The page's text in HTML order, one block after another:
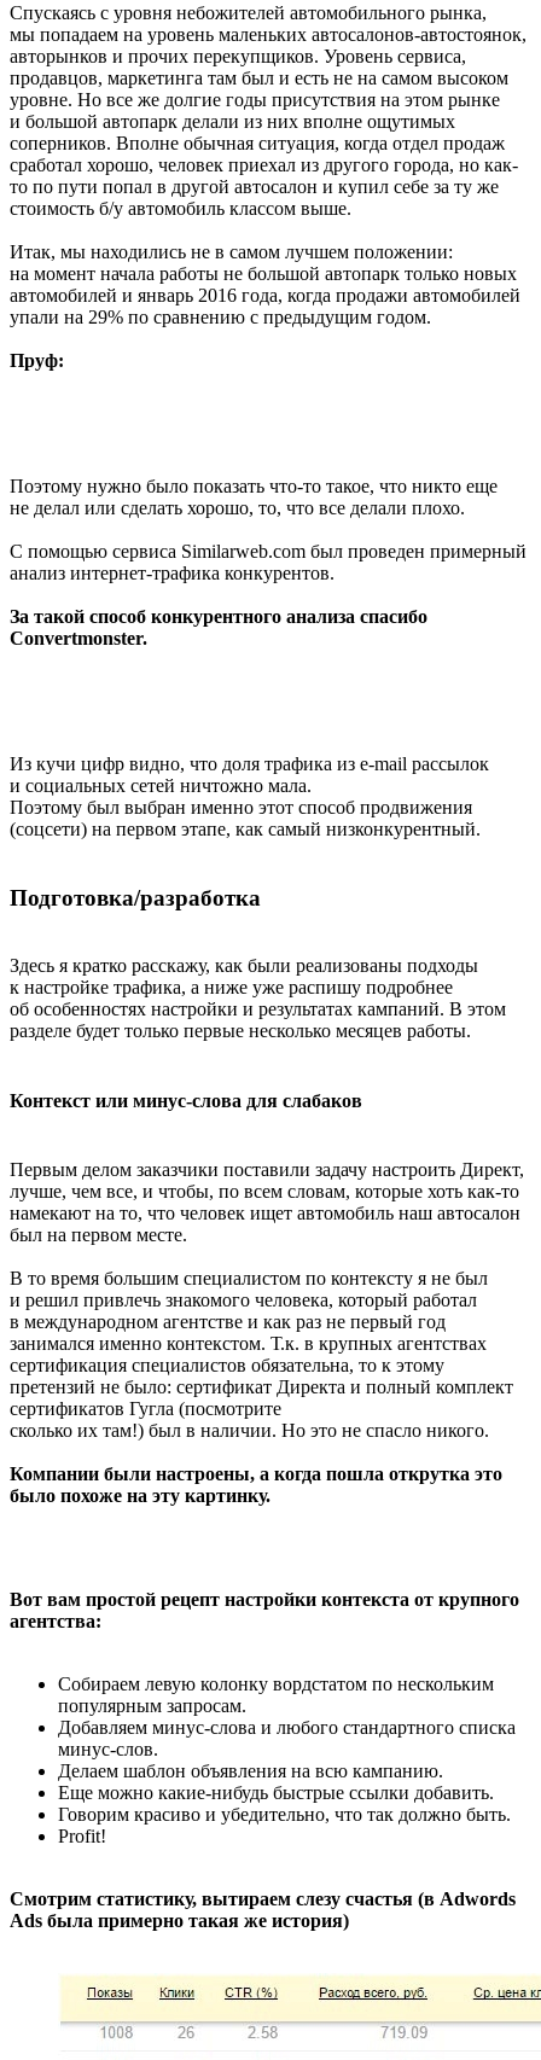
Спускаясь с уровня небожителей автомобильного рынка,
мы попадаем на уровень маленьких автосалонов-автостоянок,
авторынков и прочих перекупщиков. Уровень сервиса,
продавцов, маркетинга там был и есть не на самом высоком
уровне. Но все же долгие годы присутствия на этом рынке
и большой автопарк делали из них вполне ощутимых
соперников. Вполне обычная ситуация, когда отдел продаж
сработал хорошо, человек приехал из другого города, но как-
то по пути попал в другой автосалон и купил себе за ту же
стоимость б/у автомобиль классом выше.
Итак, мы находились не в самом лучшем положении:
на момент начала работы не большой автопарк только новых
автомобилей и январь 2016 года, когда продажи автомобилей
упали на 29% по сравнению с предыдущим годом.
Пруф:
Поэтому нужно было показать что-то такое, что никто еще
не делал или сделать хорошо, то, что все делали плохо.
С помощью сервиса Similarweb.com был проведен примерный
анализ интернет-трафика конкурентов.
За такой способ конкурентного анализа спасибо
Convertmonster.
Из кучи цифр видно, что доля трафика из e-mail рассылок
и социальных сетей ничтожно мала.
Поэтому был выбран именно этот способ продвижения
(соцсети) на первом этапе, как самый низконкурентный.
Подготовка/разработка
Здесь я кратко расскажу, как были реализованы подходы
к настройке трафика, а ниже уже распишу подробнее
об особенностях настройки и результатах кампаний. В этом
разделе будет только первые несколько месяцев работы.
Контекст или минус-слова для слабаков
Первым делом заказчики поставили задачу настроить Директ,
лучше, чем все, и чтобы, по всем словам, которые хоть как-то
намекают на то, что человек ищет автомобиль наш автосалон
был на первом месте.
В то время большим специалистом по контексту я не был
и решил привлечь знакомого человека, который работал
в международном агентстве и как раз не первый год
занимался именно контекстом. Т.к. в крупных агентствах
сертификация специалистов обязательна, то к этому
претензий не было: сертификат Директа и полный комплект
сертификатов Гугла (посмотрите
сколько их там!) был в наличии. Но это не спасло никого.
Компании были настроены, а когда пошла открутка это
было похоже на эту картинку.
Вот вам простой рецепт настройки контекста от крупного
агентства:
Собираем левую колонку вордстатом по нескольким
популярным запросам.
Добавляем минус-слова и любого стандартного списка
минус-слов.
Делаем шаблон объявления на всю кампанию.
Еще можно какие-нибудь быстрые ссылки добавить.
Говорим красиво и убедительно, что так должно быть.
Profit!
Смотрим статистику, вытираем слезу счастья (в Adwords
Ads была примерно такая же история)